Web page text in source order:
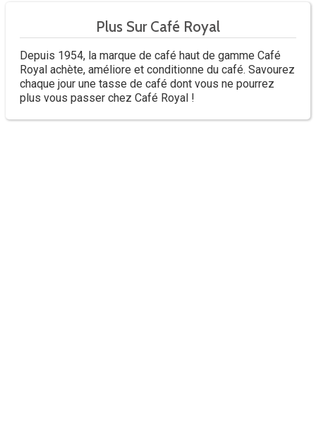
Plus Sur Café Royal
Depuis 1954, la marque de café haut de gamme Café
Royal achète, améliore et conditionne du café. Savourez
chaque jour une tasse de café dont vous ne pourrez
plus vous passer chez Café Royal !